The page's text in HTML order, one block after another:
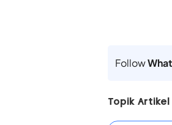
Follow
Topik Artikel